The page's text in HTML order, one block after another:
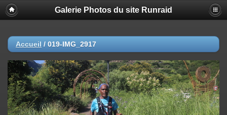
Galerie Photos du site Runraid
Accueil / 019-IMG_2917